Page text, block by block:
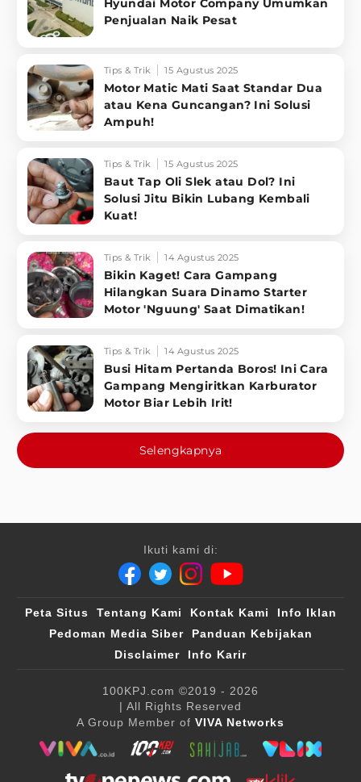
Penjualan Naik Pesat
Tips & Trik 15 Agustus 2025
Motor Matic Mati Saat Standar Dua
atau Kena Guncangan? Ini Solusi
Ampuh!
Tips & Trik 15 Agustus 2025
Baut Tap Oli Slek atau Dol? Ini
Solusi Jitu Bikin Lubang Kembali
Kuat!
Tips & Trik 14 Agustus 2025
Bikin Kaget! Cara Gampang
Hilangkan Suara Dinamo Starter
Motor 'Nguung' Saat Dimatikan!
Tips & Trik 14 Agustus 2025
Busi Hitam Pertanda Boros! Ini Cara
Gampang Mengiritkan Karburator
Motor Biar Lebih Irit!
Selengkapnya
Ikuti kami di:
Peta Situs Tentang Kami Kontak Kami
Info Iklan
Pedoman Media Siber
Panduan Kebijakan
Disclaimer
Info Karir
100KPJ.com ©2019 - 2026
| All Rights Reserved
A Group Member of VIVA Networks